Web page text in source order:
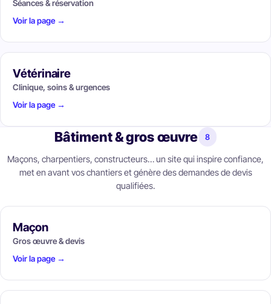
Séances & réservation
Voir la page →
Vétérinaire
Clinique, soins & urgences
Voir la page →
Bâtiment & gros œuvre 8
Maçons, charpentiers, constructeurs… un site qui inspire confiance,
met en avant vos chantiers et génère des demandes de devis
qualifiées.
Maçon
Gros œuvre & devis
Voir la page →